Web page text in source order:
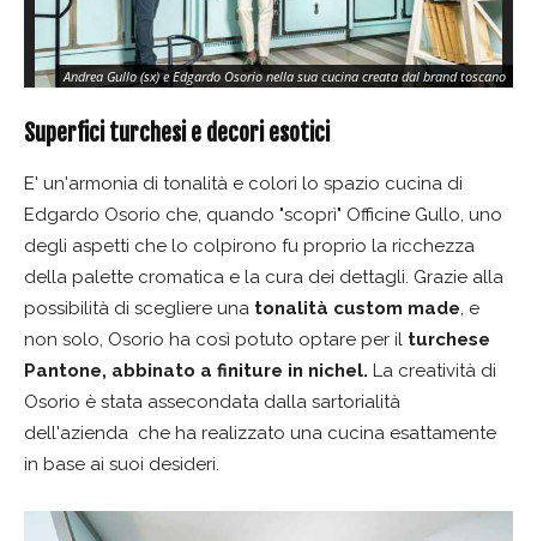
Andrea Gullo (sx) e Edgardo Osorio nella sua cucina creata dal brand toscano
Superfici turchesi e decori esotici
E' un'armonia di tonalità e colori lo spazio cucina di
Edgardo Osorio che, quando "scoprì" Officine Gullo, uno
degli aspetti che lo colpirono fu proprio la ricchezza
della palette cromatica e la cura dei dettagli. Grazie alla
possibilità di scegliere una tonalità custom made, e
non solo, Osorio ha così potuto optare per il turchese
Pantone, abbinato a finiture in nichel. La creatività di
Osorio è stata assecondata dalla sartorialità
dell'azienda che ha realizzato una cucina esattamente
in base ai suoi desideri.